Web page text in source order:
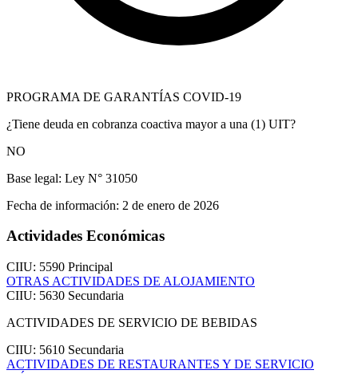
PROGRAMA DE GARANTÍAS COVID-19
¿Tiene deuda en cobranza coactiva mayor a una (1) UIT?
NO
Base legal: Ley N° 31050
Fecha de información: 2 de enero de 2026
Actividades Económicas
CIIU: 5590 Principal
OTRAS ACTIVIDADES DE ALOJAMIENTO
CIIU: 5630 Secundaria
ACTIVIDADES DE SERVICIO DE BEBIDAS
CIIU: 5610 Secundaria
ACTIVIDADES DE RESTAURANTES Y DE SERVICIO